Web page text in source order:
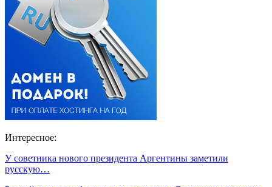
Интересное:
У советника нового президента Аргентины заметили
русскую…